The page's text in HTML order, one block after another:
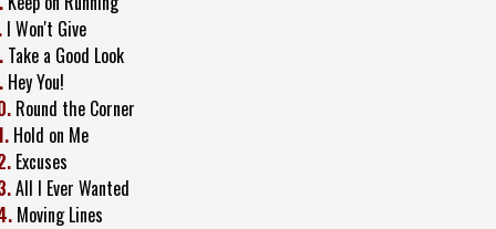
I Won't Give
Take a Good Look
Hey You!
Round the Corner
Hold on Me
Excuses
All I Ever Wanted
Moving Lines